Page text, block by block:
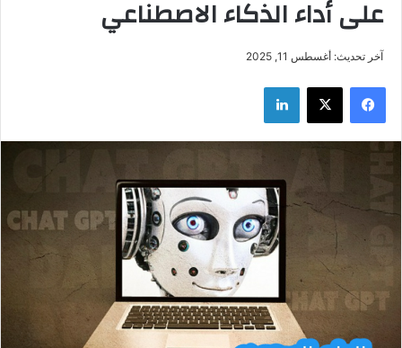
على أداء الذكاء الاصطناعي
آخر تحديث: أغسطس 11, 2025
فيسبوك ‫X لينكدإن